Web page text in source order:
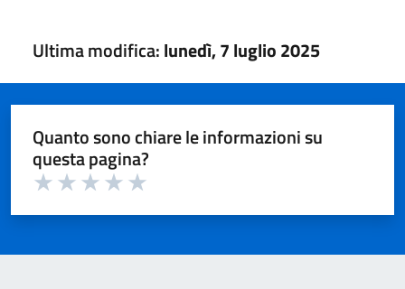
Ultima modifica:lunedì, 7 luglio 2025
Quanto sono chiare le informazioni su
questa pagina?